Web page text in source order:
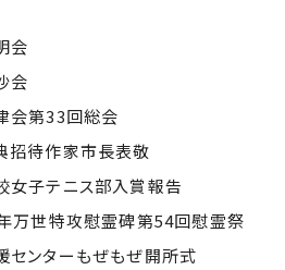
会
会
第33回総会
待作家市長表敬
子テニス部入賞報告
世特攻慰霊碑第54回慰霊祭
ンターもぜもぜ開所式